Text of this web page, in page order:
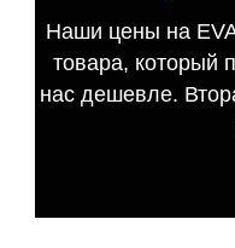
Наши цены на
товара, который
нас дешевле.